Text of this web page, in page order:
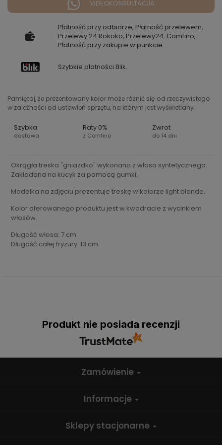
VIDEOKONSULTACJA
Płatność przy odbiorze, Płatność przelewem,
Przelewy 24 Rokoko, Przelewy24, Comfino,
Płatność przy zakupie w punkcie
Szybkie płatności Blik.
Pamiętaj, że prezentowany kolor może różnić się od rzeczywistego
w zależności od ustawień sprzętu, na którym jest wyświetlany.
Szybka
dostawa
Raty 0%
z Comfino
Zwrot
do 14 dni
Okrągła treska "gniazdko" wykonana z włosa syntetycznego.
Zakładana na kucyk za pomocą gumki.
Modelka na zdjęciu prezentuje treskę w kolorze light blonde.
Kolor oferowanego produktu jest w kwadracie z wycinkiem
włosów.
Długość włosa: 7 cm
Długość całej fryzury: 13 cm
Produkt nie posiada recenzji
Zamówienie
Informacje
Sklepy stacjonarne